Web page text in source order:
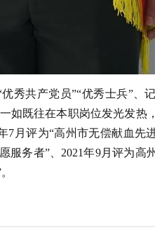
秀共产党员”“优秀士兵”、
如既往在本职岗位发光发热
月评为“高州市无偿献血先
服务者”、2021年9月评为